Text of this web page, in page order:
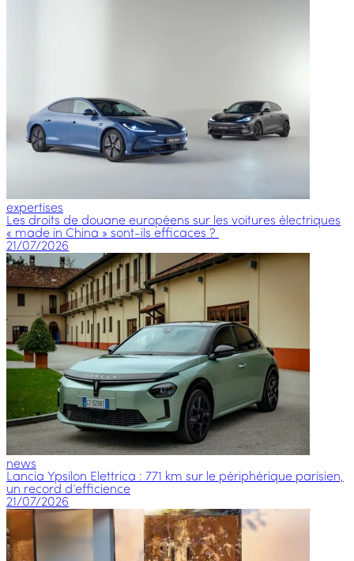
expertises
Les droits de douane européens sur les voitures électriques
« made in China » sont-ils efficaces ?
21/07/2026
news
Lancia Ypsilon Elettrica : 771 km sur le périphérique parisien,
un record d’efficience
21/07/2026